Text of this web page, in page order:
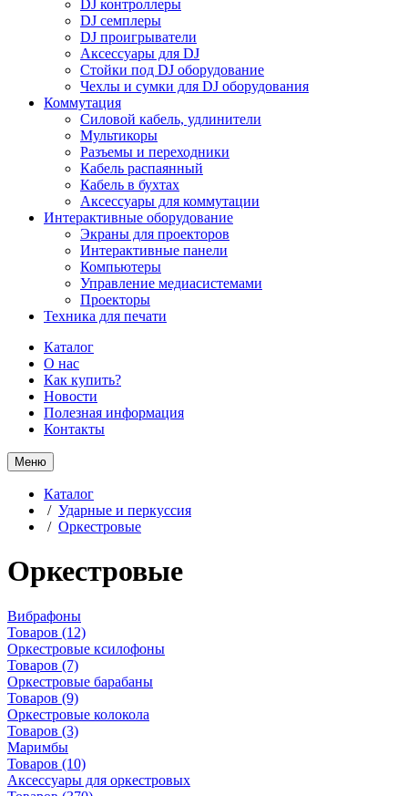
DJ контроллеры
DJ семплеры
DJ проигрыватели
Аксессуары для DJ
Стойки под DJ оборудование
Чехлы и сумки для DJ оборудования
Коммутация
Силовой кабель, удлинители
Мультикоры
Разъемы и переходники
Кабель распаянный
Кабель в бухтах
Аксессуары для коммутации
Интерактивные оборудование
Экраны для проекторов
Интерактивные панели
Компьютеры
Управление медиасистемами
Проекторы
Техника для печати
Каталог
О нас
Как купить?
Новости
Полезная информация
Контакты
Меню
Каталог
/ Ударные и перкуссия
/ Оркестровые
Оркестровые
Вибрафоны
Товаров (12)
Оркестровые ксилофоны
Товаров (7)
Оркестровые барабаны
Товаров (9)
Оркестровые колокола
Товаров (3)
Маримбы
Товаров (10)
Аксессуары для оркестровых